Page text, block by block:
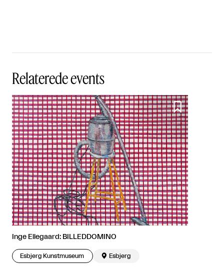
Relaterede events

Inge Ellegaard: BILLEDDOMINO
Esbjerg Kunstmuseum  Esbjerg